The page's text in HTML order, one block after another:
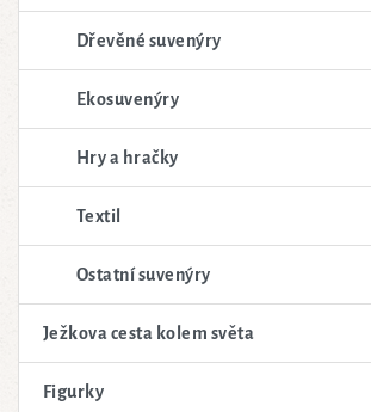
Dřevěné suvenýry
Ekosuvenýry
Hry a hračky
Textil
Ostatní suvenýry
Ježkova cesta kolem světa
Figurky